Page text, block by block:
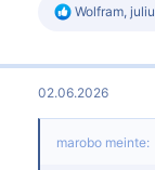
R
k
i
e
Wolfram,
02.06.2026
marobo meinte: